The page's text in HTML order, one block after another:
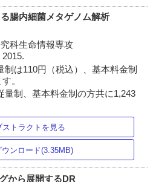
腸内細菌メタゲノム解析
科生命情報専攻
2015.
制は110円（税込）、基本料金制
。
量制、基本料金制の方共に1,243
ストラクトを見る
ウンロード(3.35MB)
から展開するDR